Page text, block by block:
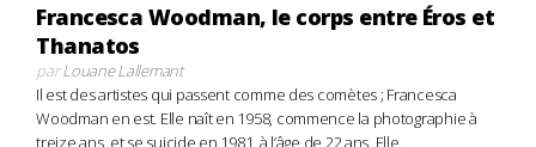
Francesca Woodman, le corps entre Éros et
Thanatos
parLouane Lallemant
Il est des artistes qui passent comme des comètes ; Francesca
Woodman en est. Elle naît en 1958, commence la photographie à
treize ans, et se suicide en 1981, à l’âge de 22 ans. Elle...